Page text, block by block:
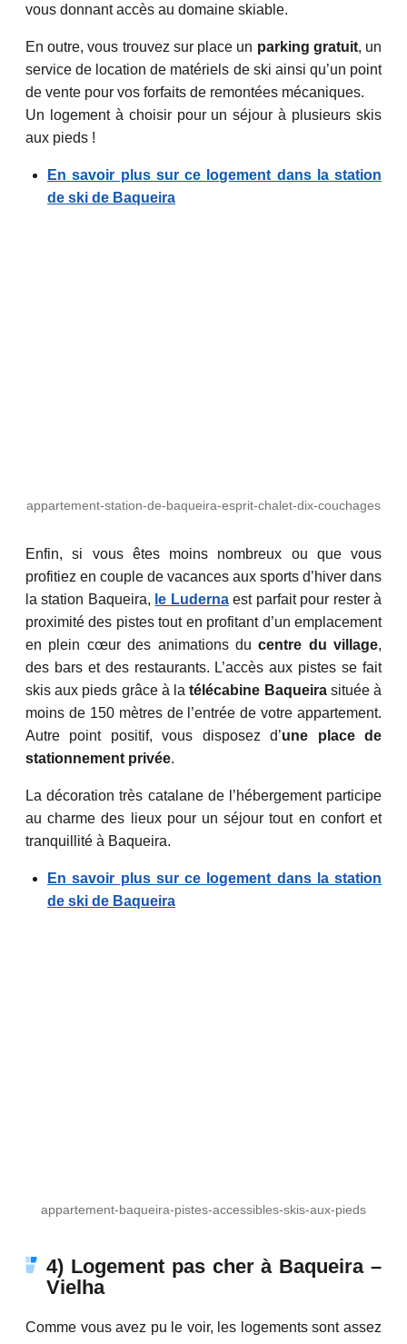
vous donnant accès au domaine skiable.
En outre, vous trouvez sur place un parking gratuit, un
service de location de matériels de ski ainsi qu’un point
de vente pour vos forfaits de remontées mécaniques.
Un logement à choisir pour un séjour à plusieurs skis
aux pieds !
En savoir plus sur ce logement dans la station
de ski de Baqueira
appartement-station-de-baqueira-esprit-chalet-dix-couchages
Enfin, si vous êtes moins nombreux ou que vous
profitiez en couple de vacances aux sports d’hiver dans
la station Baqueira, le Ludernaest parfait pour rester à
proximité des pistes tout en profitant d’un emplacement
en plein cœur des animations du centre du village,
des bars et des restaurants. L’accès aux pistes se fait
skis aux pieds grâce à latélécabine Baqueirasituée à
moins de 150 mètres de l’entrée de votre appartement.
Autre point positif, vous disposez d’une place de
stationnement privée.
La décoration très catalane de l’hébergement participe
au charme des lieux pour un séjour tout en confort et
tranquillité à Baqueira.
En savoir plus sur ce logement dans la station
de ski de Baqueira
appartement-baqueira-pistes-accessibles-skis-aux-pieds
4) Logement pas cher à Baqueira –
Vielha
Comme vous avez pu le voir, les logements sont assez